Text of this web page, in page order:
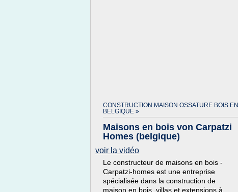
CONSTRUCTION MAISON OSSATURE BOIS EN
BELGIQUE »
Maisons en bois von Carpatzi
Homes (belgique)
voir la vidéo
Le constructeur de maisons en bois -
Carpatzi-homes est une entreprise
spécialisée dans la construction de
maison en bois, villas et extensions à